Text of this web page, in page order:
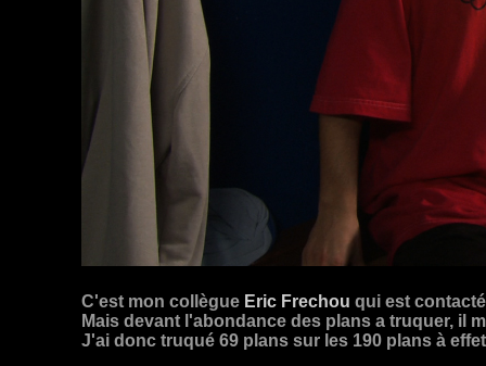
C'est mon collègue Eric Frechou qui est
Mais devant l'abondance des plans a truquer, il
J'ai donc truqué 69 plans sur les 190 plans à